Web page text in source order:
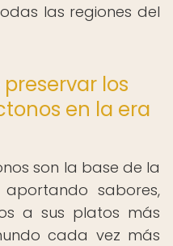
las regiones del
los
en la era
son la base de la
sabores,
a sus platos más
cada vez más